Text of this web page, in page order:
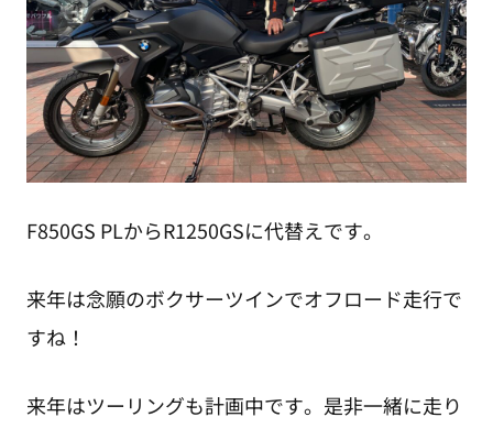
F850GS PLからR1250GSに代替えです。
来年は念願のボクサーツインでオフロード走行で
すね！
来年はツーリングも計画中です。是非一緒に走り